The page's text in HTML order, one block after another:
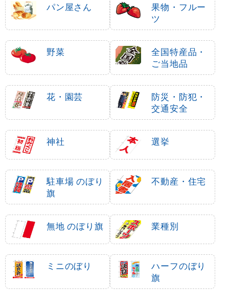
パン屋さん
果物・フルー
ツ
野菜
全国特産品・
ご当地品
花・園芸
防災・防犯・
交通安全
神社 選挙
駐車場 のぼり
旗
不動産・住宅
無地 のぼり旗 業種別
ミニのぼり
ハーフのぼり
旗